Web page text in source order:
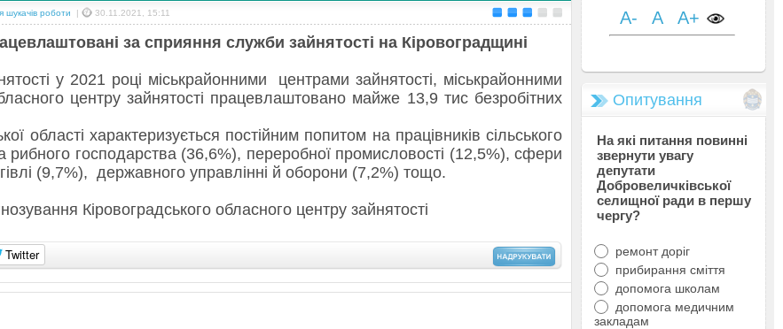
шукачів роботи | 30.11.2021, 15:11
за сприяння служби зайнятості на Кіровоградщині
у 2021 році міськрайонними центрами зайнятості, міськрайонними
центру зайнятості працевлаштовано майже 13,9 тис безробітних
області характеризується постійним попитом на працівників сільського
рибного господарства (36,6%), переробної промисловості (12,5%), сфери
(9,7%), державного управлінні й оборони (7,2%) тощо.
Кіровоградського обласного центру зайнятості
Twitter
A- A A+
Опитування
На які питання повинні
звернути увагу
депутати
Добровеличківської
селищної ради в першу
чергу?
ремонт доріг
прибирання сміття
допомога школам
допомога медичним
закладам